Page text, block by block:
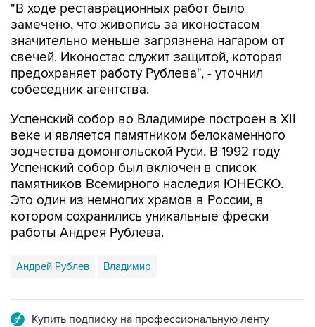
"В ходе реставрационных работ было
замечено, что живопись за иконостасом
значительно меньше загрязнена нагаром от
свечей. Иконостас служит защитой, которая
предохраняет работу Рублева", - уточнил
собеседник агентства.
Успенский собор во Владимире построен в XII
веке и является памятником белокаменного
зодчества домонгольской Руси. В 1992 году
Успенский собор был включен в список
памятников Всемирного наследия ЮНЕСКО.
Это один из немногих храмов в России, в
котором сохранились уникальные фрески
работы Андрея Рублева.
Андрей Рублев Владимир
Купить подписку на профессиональную ленту